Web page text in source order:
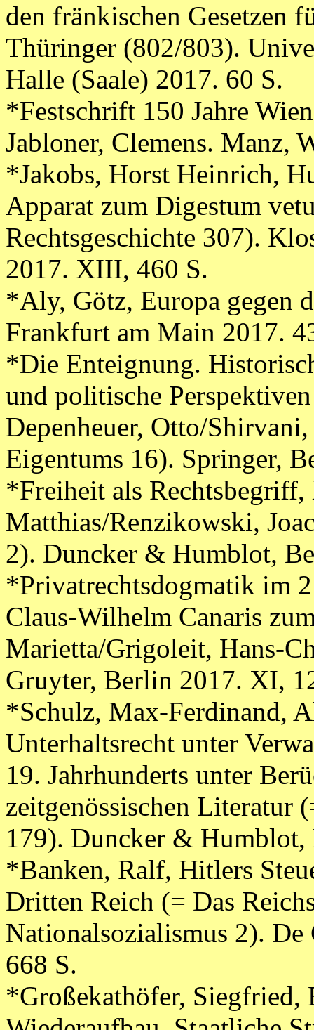
den fränkischen Gesetzen
Thüringer (802/803).
Halle (Saale) 2017. 60 S.
*Festschrift 150 Jahre
Jabloner, Clemens. Manz,
*Jakobs, Horst Heinrich,
Apparat zum Digestum
Rechtsgeschichte 307).
2017. XIII, 460 S.
*Aly, Götz, Europa gegen
Frankfurt am Main 2017.
*Die Enteignung.
und politische
Depenheuer, Otto/
Eigentums 16). Springer,
*Freiheit als
Matthias/Renzikowski,
2). Duncker & Humblot,
*Privatrechtsdogmatik im
Claus-Wilhelm Canaris
Marietta/Grigoleit, Hans-
Gruyter, Berlin 2017. XI,
*Schulz, Max-Ferdinand,
Unterhaltsrecht unter
19. Jahrhunderts unter
zeitgenössischen Literatur
179). Duncker &
*Banken, Ralf, Hitlers
Dritten Reich (= Das
Nationalsozialismus 2).
668 S.
*Großekathöfer, Siegfried,